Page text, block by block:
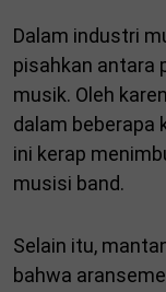
Dalam industri
pisahkan antara
musik. Oleh
dalam beberapa
ini kerap
musisi band.
Selain itu,
bahwa